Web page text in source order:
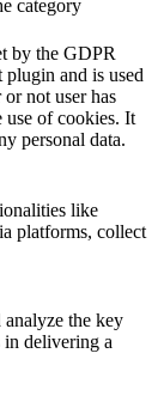
category
by the GDPR
and is used
not user has
use of cookies. It
personal data.
like
platforms, collect
analyze the key
in delivering a